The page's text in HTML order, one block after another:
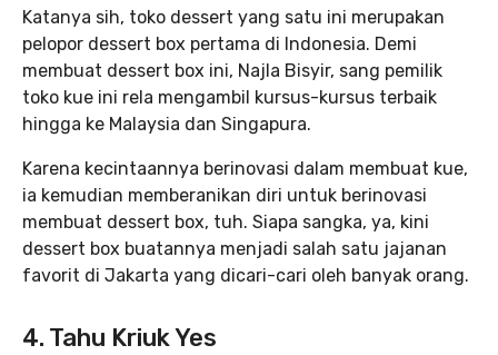
Katanya sih, toko dessert yang satu ini merupakan
pelopor dessert box pertama di Indonesia. Demi
membuat dessert box ini, Najla Bisyir, sang pemilik
toko kue ini rela mengambil kursus-kursus terbaik
hingga ke Malaysia dan Singapura.
Karena kecintaannya berinovasi dalam membuat kue,
ia kemudian memberanikan diri untuk berinovasi
membuat dessert box, tuh. Siapa sangka, ya, kini
dessert box buatannya menjadi salah satu jajanan
favorit di Jakarta yang dicari-cari oleh banyak orang.
4. Tahu Kriuk Yes